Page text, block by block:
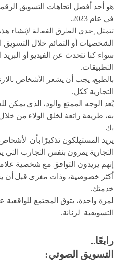
هو أحد أفضل اتجاهات التسويق
في عام 2023.
تتمثل إحدى الطرق الفعالة لإنشاء
الشخصيات أو التمائم خلال
سواء كنا نتحدث عن الفيديو أو
التطبيقات.
بالطبع، يجب أن يشعر الأشخاص
التجارية ككل.
يُعد الوجه الممتع والود، الذي يمكن
به، طريقة رائعة لخلق الولاء من
بك.
يريد المستهلكون تذكيرًا بأن
التجارية يمرون بنفس التجارب التي
إنهم يريدون التوافق مع شخصية
أكثر خصوصية، وذات مغزى قبل أن
خدمتك.
لمرة واحدة، يتوق المجتمع للواقعية
التسويقية الرنانة.
رابعًا..
التسويق الصوتي: